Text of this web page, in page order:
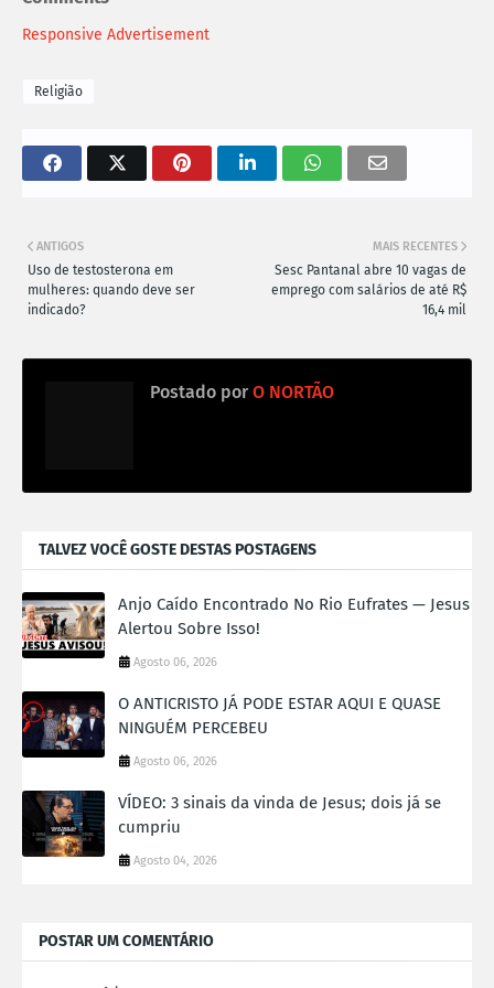
i
i
s
c
i
t
o
Responsive Advertisement
Religião
MAIS RECENTES
Sesc Pantanal abre 10 vagas de
emprego com salários de até R$
16,4 mil
ANTIGOS
Uso de testosterona em
mulheres: quando deve ser
indicado?
Postado por O NORTÃO
TALVEZ VOCÊ GOSTE DESTAS POSTAGENS
Anjo Caído Encontrado No Rio Eufrates — Jesus
Alertou Sobre Isso!
Agosto 06, 2026
O ANTICRISTO JÁ PODE ESTAR AQUI E QUASE
NINGUÉM PERCEBEU
Agosto 06, 2026
VÍDEO: 3 sinais da vinda de Jesus; dois já se
cumpriu
Agosto 04, 2026
POSTAR UM COMENTÁRIO